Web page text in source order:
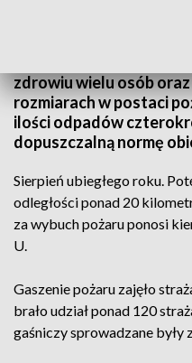
zdrowiu wielu osób
rozmiarach w postaci
ilości odpadów
dopuszczalną normę
Sierpień ubiegłego roku.
odległości ponad 20
za wybuch pożaru ponosi
U.
Gaszenie pożaru zajęło
brało udział ponad 120
gaśniczy sprowadzane były